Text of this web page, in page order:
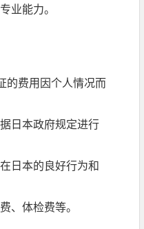
业能力。
的费用因个人情况而
日本政府规定进行
日本的良好行为和
、体检费等。